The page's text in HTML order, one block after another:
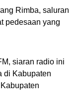
Rimba, saluran
pedesaan yang
siaran radio ini
di Kabupaten